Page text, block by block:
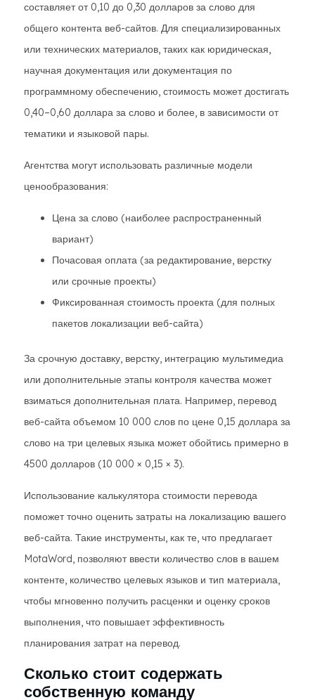
составляет от 0,10 до 0,30 долларов за слово для
общего контента веб-сайтов. Для специализированных
или технических материалов, таких как юридическая,
научная документация или документация по
программному обеспечению, стоимость может достигать
0,40–0,60 доллара за слово и более, в зависимости от
тематики и языковой пары.
Агентства могут использовать различные модели
ценообразования:
Цена за слово (наиболее распространенный
вариант)
Почасовая оплата (за редактирование, верстку
или срочные проекты)
Фиксированная стоимость проекта (для полных
пакетов локализации веб-сайта)
За срочную доставку, верстку, интеграцию мультимедиа
или дополнительные этапы контроля качества может
взиматься дополнительная плата. Например, перевод
веб-сайта объемом 10 000 слов по цене 0,15 доллара за
слово на три целевых языка может обойтись примерно в
4500 долларов (10 000 × 0,15 × 3).
Использование калькулятора стоимости перевода
поможет точно оценить затраты на локализацию вашего
веб-сайта. Такие инструменты, как те, что предлагает
MotaWord, позволяют ввести количество слов в вашем
контенте, количество целевых языков и тип материала,
чтобы мгновенно получить расценки и оценку сроков
выполнения, что повышает эффективность
планирования затрат на перевод.
Сколько стоит содержать
собственную команду